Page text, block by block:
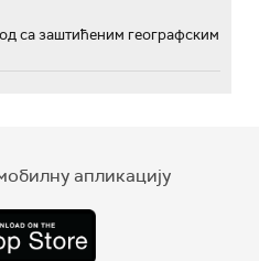
са заштићеним географским
апликацију